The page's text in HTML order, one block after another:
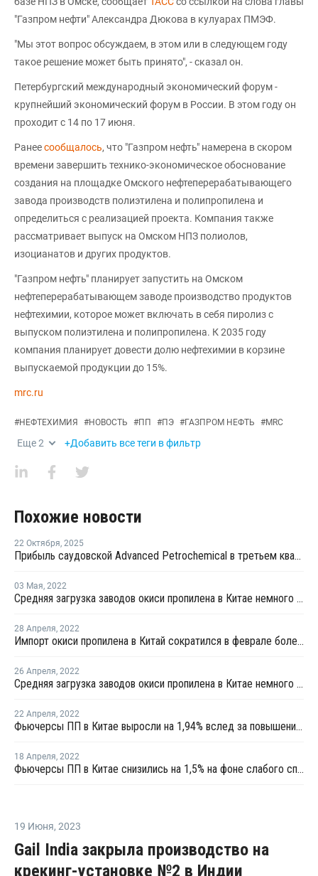
"Газпром нефти" Александра Дюкова в кулуарах ПМЭФ.
"Мы этот вопрос обсуждаем, в этом или в следующем году
такое решение может быть принято", - сказал он.
Петербургский международный экономический форум -
крупнейший экономический форум в России. В этом году он
проходит с 14 по 17 июня.
Ранеесообщалось, что "Газпром нефть" намерена в скором
времени завершить технико-экономическое обоснование
создания на площадке Омского нефтеперерабатывающего
завода производств полиэтилена и полипропилена и
определиться с реализацией проекта. Компания также
рассматривает выпуск на Омском НПЗ полиолов,
изоцианатов и других продуктов.
"Газпром нефть" планирует запустить на Омском
нефтеперерабатывающем заводе производство продуктов
нефтехимии, которое может включать в себя пиролиз с
выпуском полиэтилена и полипропилена. К 2035 году
компания планирует довести долю нефтехимии в корзине
выпускаемой продукции до 15%.
mrc.ru
#НЕФТЕХИМИЯ #НОВОСТЬ #ПП #ПЭ #ГАЗПРОМ НЕФТЬ #MRC
Еще2 +Добавить все теги в фильтр
Похожие новости
22 Октября, 2025
Прибыль саудовской Advanced Petrochemical в третьем квартале выросла на 56,5%
03 Мая, 2022
Средняя загрузка заводов окиси пропилена в Китае немного снизилась на первой неделе апреля
28 Апреля, 2022
Импорт окиси пропилена в Китай сократился в феврале более чем наполовину
26 Апреля, 2022
Средняя загрузка заводов окиси пропилена в Китае немного выросла в начале апреля
22 Апреля, 2022
Фьючерсы ПП в Китае выросли на 1,94% вслед за повышением фьючерсов сырой нефти
18 Апреля, 2022
Фьючерсы ПП в Китае снизились на 1,5% на фоне слабого спроса и падающих фьючерсов сырой нефти
19 Июня, 2023
Gail India закрыла производство на
крекинг-установке №2 в Индии